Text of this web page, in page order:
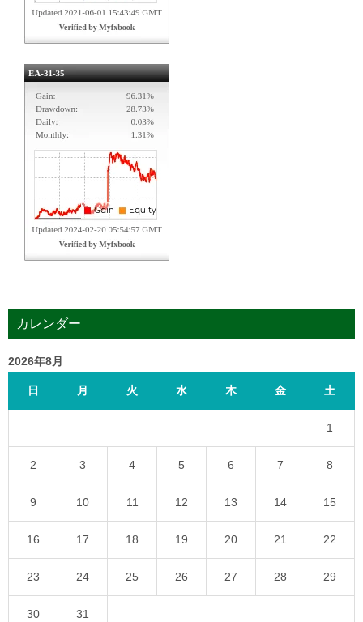
カレンダー
2026年8月
日 月 火 水 木 金 土
1
2 3 4 5 6 7 8
9 10 11 12 13 14 15
16 17 18 19 20 21 22
23 24 25 26 27 28 29
30 31